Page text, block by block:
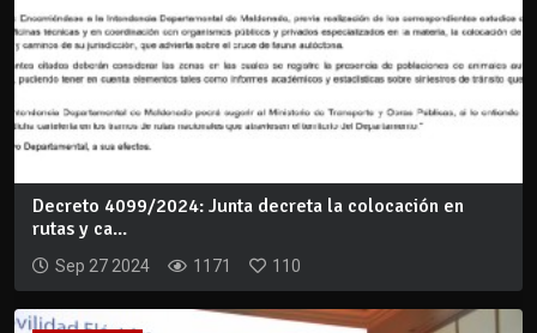
Decreto 4099/2024: Junta decreta la colocación en
rutas y ca...
Sep 27 2024 1171 110